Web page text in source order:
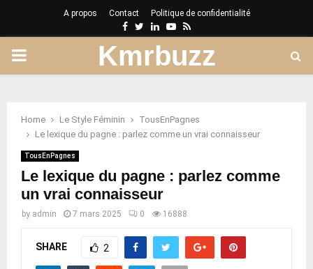
A propos Contact Politique de confidentialité
Facebook
Twitter
LinkedinYoutube
Rss
PRIMARY
Kmrbuzz
Home Le Style Féminin
TousEnPagnes
Le lexique du pagne : parlez comme un vrai connaisseur
TousEnPagnes
Le lexique du pagne : parlez comme
un vrai connaisseur
by admin 7 mars 2025 0 16888
SHARE 2